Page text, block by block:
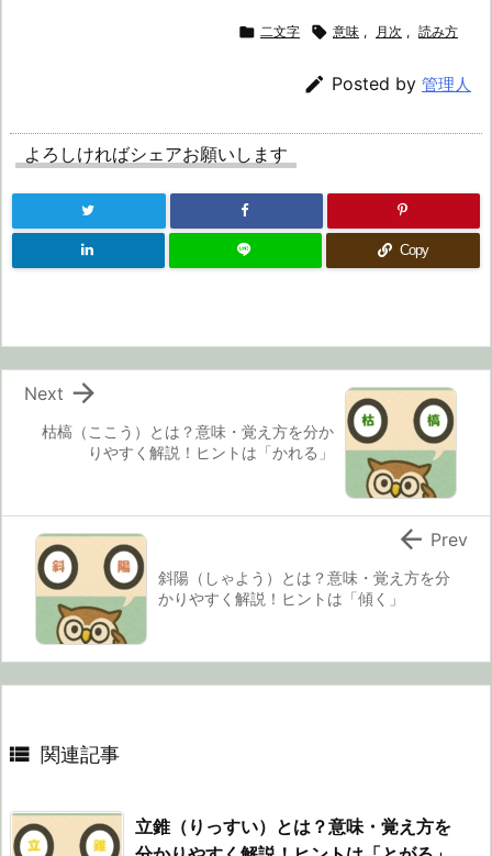
 二文字  意味 , 月次 , 読み方
 Posted by 管理人
よろしければシェアお願いします
Copy
枯槁（ここう）とは？意味・覚え方を分か
りやすく解説！ヒントは「かれる」

Next
斜陽（しゃよう）とは？意味・覚え方を分
かりやすく解説！ヒントは「傾く」
 Prev
 関連記事
立錐（りっすい）とは？意味・覚え方を